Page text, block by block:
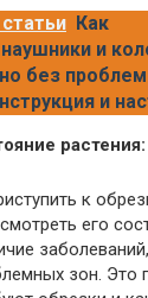
Как
и
без
и
растения:
к
его
зон. Это